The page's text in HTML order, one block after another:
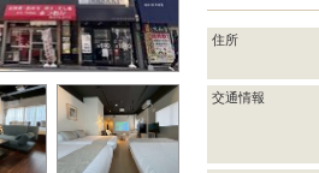
住所
交通情報